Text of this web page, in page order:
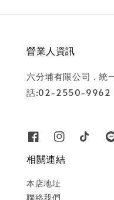
營業人資訊
六分埔有限公司 . 統
話:02-2550-9962
相關連結
本店地址
聯絡我們